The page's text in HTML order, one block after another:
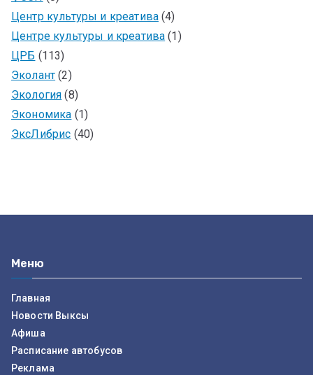
Центр культуры и креатива (4)
Центре культуры и креатива (1)
ЦРБ (113)
Эколант (2)
Экология (8)
Экономика (1)
ЭксЛибрис (40)
Меню
Главная
Новости Выксы
Афиша
Расписание автобусов
Реклама